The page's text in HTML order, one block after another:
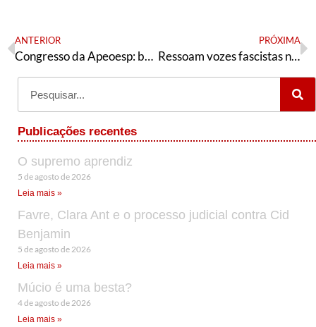
ANTERIOR
Congresso da Apeoesp: balanço
PRÓXIMA
Ressoam vozes fascistas no Reino Unido
Publicações recentes
O supremo aprendiz
5 de agosto de 2026
Leia mais »
Favre, Clara Ant e o processo judicial contra Cid
Benjamin
5 de agosto de 2026
Leia mais »
Múcio é uma besta?
4 de agosto de 2026
Leia mais »